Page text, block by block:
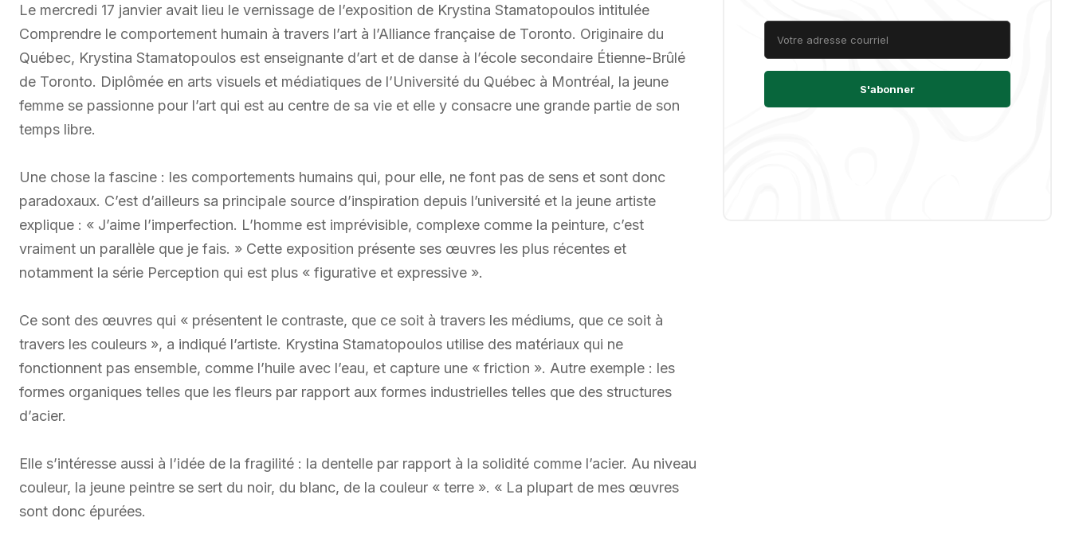
Le mercredi 17 janvier avait lieu le vernissage de l’exposition de Krystina Stamatopoulos intitulée
Comprendre le comportement humain à travers l’art à l’Alliance française de Toronto. Originaire du
Québec, Krystina Stamatopoulos est enseignante d’art et de danse à l’école secondaire Étienne-Brûlé
de Toronto. Diplômée en arts visuels et médiatiques de l’Université du Québec à Montréal, la jeune
femme se passionne pour l’art qui est au centre de sa vie et elle y consacre une grande partie de son
temps libre.
Une chose la fascine : les comportements humains qui, pour elle, ne font pas de sens et sont donc
paradoxaux. C’est d’ailleurs sa principale source d’inspiration depuis l’université et la jeune artiste
explique : « J’aime l’imperfection. L’homme est imprévisible, complexe comme la peinture, c’est
vraiment un parallèle que je fais. » Cette exposition présente ses œuvres les plus récentes et
notamment la série Perception qui est plus « figurative et expressive ».
Ce sont des œuvres qui « présentent le contraste, que ce soit à travers les médiums, que ce soit à
travers les couleurs », a indiqué l’artiste. Krystina Stamatopoulos utilise des matériaux qui ne
fonctionnent pas ensemble, comme l’huile avec l’eau, et capture une « friction ». Autre exemple : les
formes organiques telles que les fleurs par rapport aux formes industrielles telles que des structures
d’acier.
Elle s’intéresse aussi à l’idée de la fragilité : la dentelle par rapport à la solidité comme l’acier. Au niveau
couleur, la jeune peintre se sert du noir, du blanc, de la couleur « terre ». « La plupart de mes œuvres
sont donc épurées.